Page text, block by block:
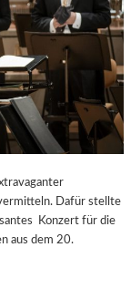
Dafür stellte
Konzert für die
aus dem 20.